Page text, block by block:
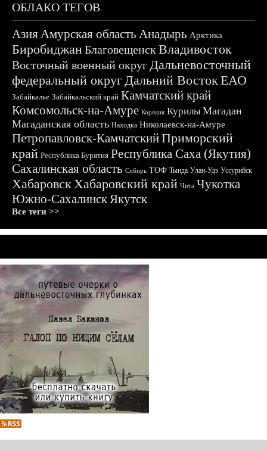
ОБЛАКО ТЕГОВ
АзияАмурская область Анадырь Арктика
БиробиджанБлаговещенскВладивосток
Восточный военный округДальневосточный
федеральный округДальний ВостокЕАО
Забайкалье Забайкальский край Камчатский край
Комсомольск-на-Амуре Корякия Курилы Магадан
Магаданская область Находка Николаевск-на-Амуре
Петропавловск-КамчатскийПриморский
край Республика Бурятия Республика Саха (Якутия)
Сахалинская область Сибирь ТОФ Тында Улан-Удэ Уссурийск
ХабаровскХабаровский край Чита Чукотка
Южно-СахалинскЯкутск
Все теги >>